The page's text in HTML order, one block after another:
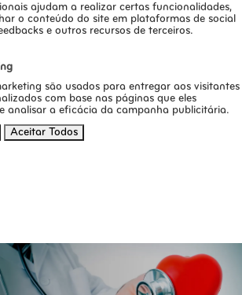
ajudam a realizar certas funcionalidades,
o conteúdo do site em plataformas de social
e outros recursos de terceiros.
são usados para entregar aos visitantes
com base nas páginas que eles
analisar a eficácia da campanha publicitária.
Aceitar Todos